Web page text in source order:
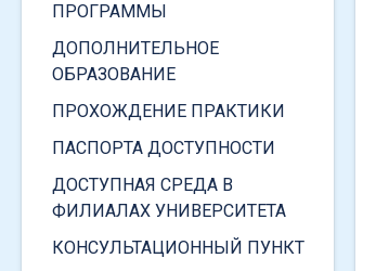
ЧЕРНОБЫЛЬСКАЯ АЭС
ВЕТЕРАНЫ
ФОРМЫ СОЦИАЛЬНОЙ
ПРОГРАММЫ
ДОПОЛНИТЕЛЬНОЕ
ОБРАЗОВАНИЕ
ПРОХОЖДЕНИЕ ПРАКТИКИ
ПАСПОРТА ДОСТУПНОСТИ
ДОСТУПНАЯ СРЕДА В
ФИЛИАЛАХ УНИВЕРСИТЕТА
КОНСУЛЬТАЦИОННЫЙ ПУНКТ